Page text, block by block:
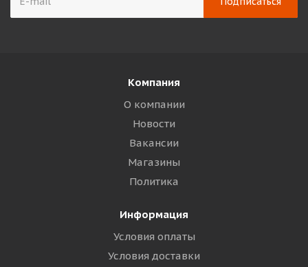
Компания
О компании
Новости
Вакансии
Магазины
Политика
Информация
Условия оплаты
Условия доставки